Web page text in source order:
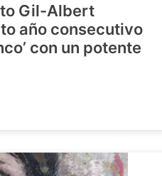
Gil-Albert
año consecutivo
con un potente